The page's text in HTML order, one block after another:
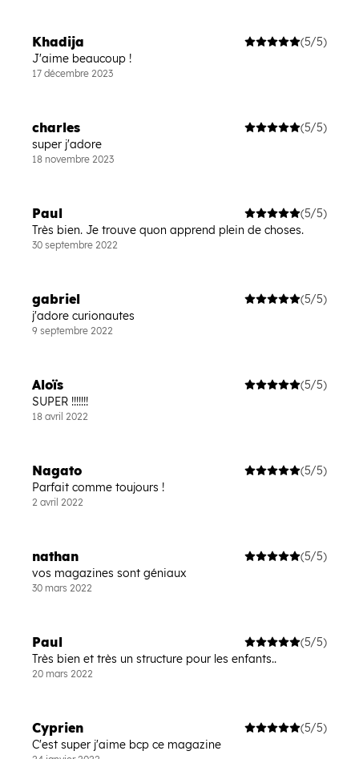
Khadija
(5/5)
J'aime beaucoup !
17 décembre 2023
charles
(5/5)
super j'adore
18 novembre 2023
Paul
(5/5)
Très bien. Je trouve quon apprend plein de choses.
30 septembre 2022
gabriel
(5/5)
j'adore curionautes
9 septembre 2022
Aloïs
(5/5)
SUPER !!!!!!!
18 avril 2022
Nagato
(5/5)
Parfait comme toujours !
2 avril 2022
nathan
(5/5)
vos magazines sont géniaux
30 mars 2022
Paul
(5/5)
Très bien et très un structure pour les enfants..
20 mars 2022
Cyprien
(5/5)
C'est super j'aime bcp ce magazine